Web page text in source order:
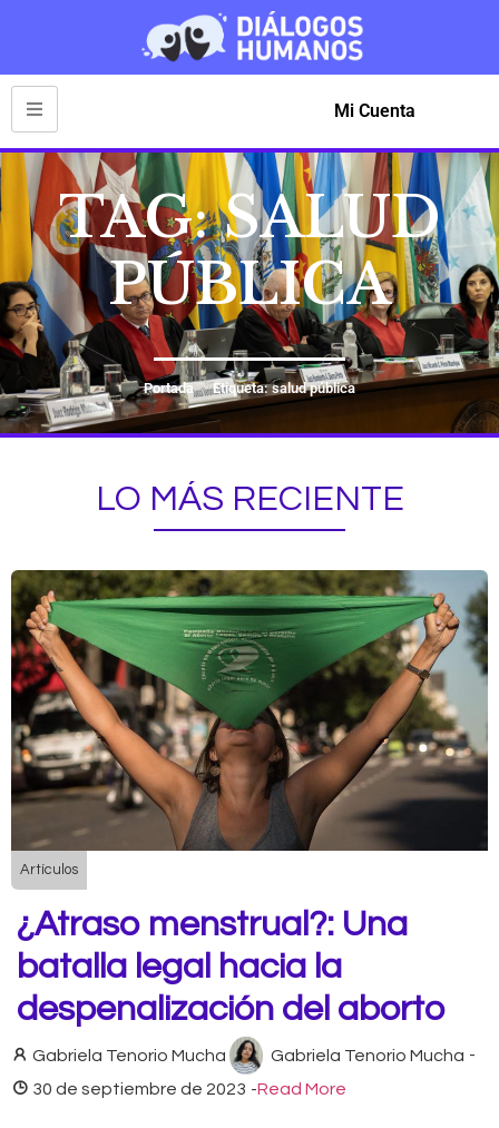
Mi Cuenta
TAG: SALUD
PÚBLICA
Portada Etiqueta: salud pública
LO MÁS RECIENTE
Artículos
¿Atraso menstrual?: Una
batalla legal hacia la
despenalización del aborto
Gabriela Tenorio Mucha Gabriela Tenorio Mucha -
30 de septiembre de 2023 -Read More